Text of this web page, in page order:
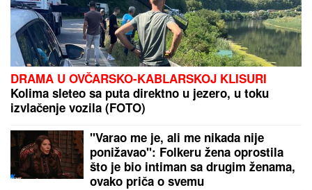
DRAMA NA AUTO-PUTU KOD NIŠA
automobil, saobraćaj BLOKIRAN (VIDEO)